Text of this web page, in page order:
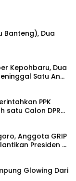
Banteng), Dua
Kepohbaru, Dua
Satu Anak
PPK
satu Calon DPRD
Anggota GRIP
Presiden di
Glowing Dari